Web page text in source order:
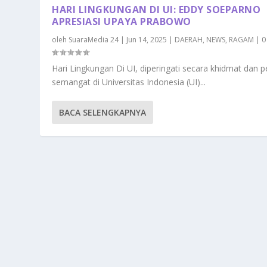
HARI LINGKUNGAN DI UI: EDDY SOEPARNO
APRESIASI UPAYA PRABOWO
oleh SuaraMedia 24| Jun 14, 2025 | DAERAH, NEWS, RAGAM |
Hari Lingkungan Di UI, diperingati secara khidmat dan
semangat di Universitas Indonesia (UI)...
BACA SELENGKAPNYA